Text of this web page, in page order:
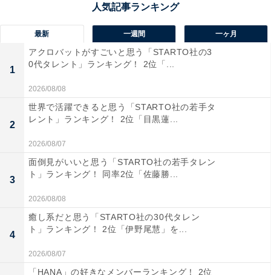
View this post on Instagram
最新 一週間 一ヶ月
1
アクロバットがすごいと思う「STARTO社の3
0代タレント」ランキング！ 2位「...
2026/08/08
2
世界で活躍できると思う「STARTO社の若手タ
レント」ランキング！ 2位「目黒蓮...
2026/08/07
3
面倒見がいいと思う「STARTO社の若手タレン
ト」ランキング！ 同率2位「佐藤勝...
2026/08/08
4
癒し系だと思う「STARTO社の30代タレン
ト」ランキング！ 2位「伊野尾慧」を...
2026/08/07
「HANA」の好きなメンバーランキング！ 2位